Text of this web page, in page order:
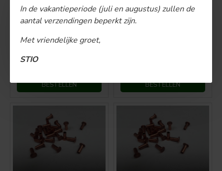
In de vakantieperiode (juli en augustus) zullen de
aantal verzendingen beperkt zijn.
Met vriendelijke groet,
STIO
€ 0,40
BESTELLEN BESTELLEN